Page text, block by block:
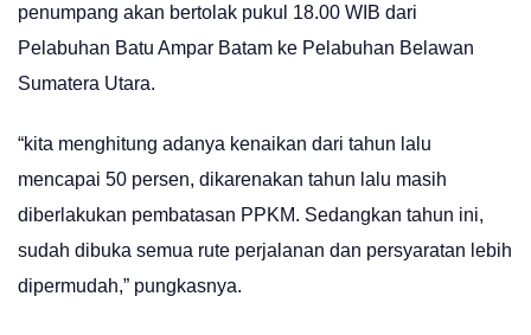
penumpang akan bertolak pukul 18.00 WIB dari
Pelabuhan Batu Ampar Batam ke Pelabuhan Belawan
Sumatera Utara.
“kita menghitung adanya kenaikan dari tahun lalu
mencapai 50 persen, dikarenakan tahun lalu masih
diberlakukan pembatasan PPKM. Sedangkan tahun ini,
sudah dibuka semua rute perjalanan dan persyaratan lebih
dipermudah,” pungkasnya.